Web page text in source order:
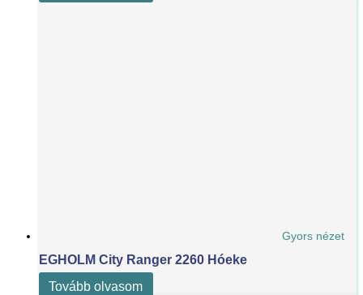
Gyors nézet
EGHOLM City Ranger 2260 Hóeke
Tovább olvasom